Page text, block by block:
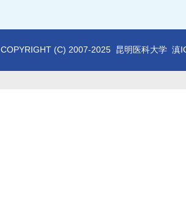
COPYRIGHT (C) 2007-2025 昆明医科大学 滇